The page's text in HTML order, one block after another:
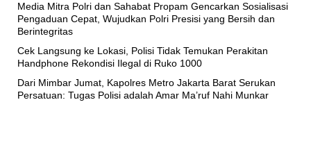
Media Mitra Polri dan Sahabat Propam Gencarkan Sosialisasi
Pengaduan Cepat, Wujudkan Polri Presisi yang Bersih dan
Berintegritas
Cek Langsung ke Lokasi, Polisi Tidak Temukan Perakitan
Handphone Rekondisi Ilegal di Ruko 1000
Dari Mimbar Jumat, Kapolres Metro Jakarta Barat Serukan
Persatuan: Tugas Polisi adalah Amar Ma’ruf Nahi Munkar